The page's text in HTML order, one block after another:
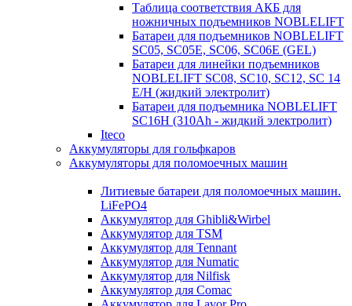
Таблица соответствия АКБ для
ножничных подъемников NOBLELIFT
Батареи для подъемников NOBLELIFT
SC05, SC05E, SC06, SC06E (GEL)
Батареи для линейки подъемников
NOBLELIFT SC08, SC10, SC12, SC 14
E/H (жидкий электролит)
Батареи для подъемника NOBLELIFT
SC16H (310Ah - жидкий электролит)
Iteco
Аккумуляторы для гольфкаров
Аккумуляторы для поломоечных машин
Литиевые батареи для поломоечных машин.
LiFePO4
Аккумулятор для Ghibli&Wirbel
Аккумулятор для TSM
Аккумулятор для Tennant
Аккумулятор для Numatic
Аккумулятор для Nilfisk
Аккумулятор для Comac